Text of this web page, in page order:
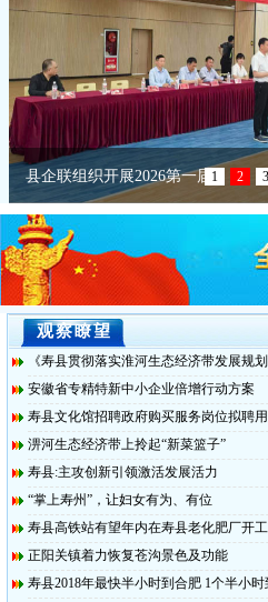
县企联组织开展2026第一届 1 2 3
观察瞭望
《寿县贯彻落实淮河生态经济带发展
安徽省专精特新中小企业倍增行动方案
寿县文化馆招聘政府购买服务岗位拟聘
淠河生态经济带上拎起“新菜篮子”
寿县:主攻创新引领激活发展活力
“掌上寿州”，让妇女有为、有位
寿县高铁站有望年内在寿县老化肥厂开
正阳关镇着力恢复苍沟景色及功能
寿县2018年最快半小时到合肥 1个半小时